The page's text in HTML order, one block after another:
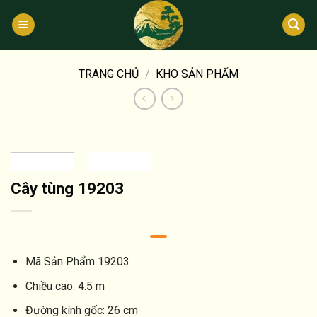
qua
TRANG CHỦ / KHO SẢN PHẨM
Cây tùng 19203
Mã Sản Phẩm 19203
Chiều cao: 4.5 m
Đường kính gốc: 26 cm